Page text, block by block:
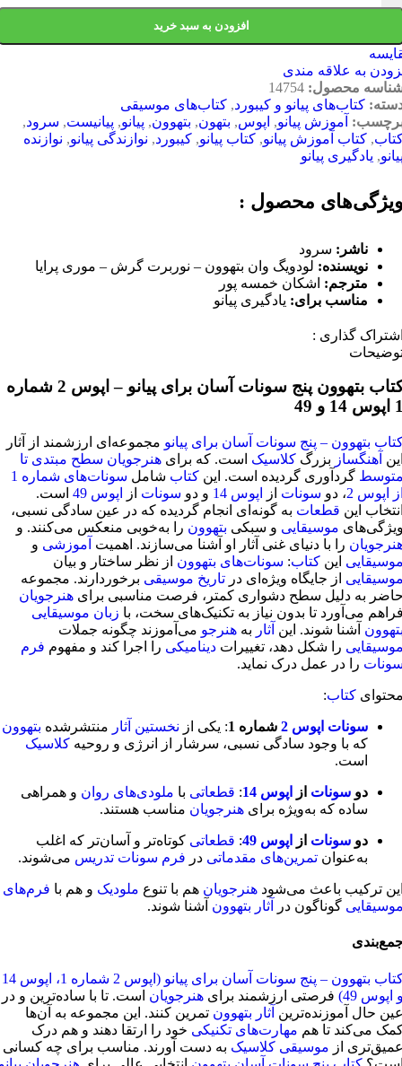
افزودن به سبد خرید
به علاقه مندی
محصول: 14754
کتاب‌های پیانو و کیبورد, کتاب‌های موسیقی
آموزش پیانو, اپوس, بتهون, بتهوون, پیانو, پیانیست, سرود,
, کتاب آموزش پیانو, کتاب پیانو, کیبورد, نوازندگی پیانو, نوازنده
, یادگیری پیانو
محصول :
ناشر: سرود
نویسنده: لودویگ وان بتهوون – نوربرت گرش – موری پرایا
مترجم: اشکان خمسه پور
مناسب برای: یادگیری پیانو
گذاری :
کتاب بتهوون پنج سونات آسان برای پیانو – اپوس 2 شماره
و 49
بتهوون – پنج سونات آسان برای پیانو مجموعه‌ای ارزشمند از آثار
آهنگساز بزرگ کلاسیک است. که برای هنرجویان سطح مبتدی تا
گردآوری گردیده است. این کتاب شامل
سونات‌های شماره 1
اپوس 2
، دو سونات از اپوس 14 و دو سونات از اپوس 49
است.
این قطعات به گونه‌ای انجام گردیده که در عین سادگی نسبی،
موسیقایی و سبکی بتهوون را به‌خوبی منعکس می‌کنند. و
را با دنیای غنی آثار او آشنا می‌سازند. اهمیت آموزشی و
این کتاب: سونات‌های بتهوون از نظر ساختار و بیان
از جایگاه ویژه‌ای در تاریخ موسیقی برخوردارند. مجموعه
به دلیل سطح دشواری کمتر، فرصت مناسبی برای هنرجویان
می‌آورد تا بدون نیاز به تکنیک‌های سخت، با زبان موسیقایی
آشنا شوند. این آثار به هنرجو می‌آموزند چگونه جملات
را شکل دهد، تغییرات دینامیکی را اجرا کند و مفهوم فرم
را در عمل درک نماید.
کتاب:
سونات اپوس 2 شماره 1 : یکی از نخستین آثار منتشرشده بتهوون
که با وجود سادگی نسبی، سرشار از انرژی و روحیه کلاسیک
است.
دو سونات از اپوس 14 : قطعاتی با ملودی‌های روان و همراهی
ساده که به‌ویژه برای هنرجویان مناسب هستند.
دو سونات از اپوس 49 : قطعاتی کوتاه‌تر و آسان‌تر که اغلب
به‌عنوان تمرین‌های مقدماتی در فرم سونات تدریس می‌شوند.
ترکیب باعث می‌شود هنرجویان هم با تنوع ملودیک و هم با فرم‌های
گوناگون در آثار بتهوون آشنا شوند.
کتاب بتهوون – پنج سونات آسان برای پیانو (اپوس 2 شماره 1، اپوس 14
اپوس 49)
فرصتی ارزشمند برای هنرجویان است. تا با ساده‌ترین و در
حال آموزنده‌ترین آثار بتهوون تمرین کنند. این مجموعه به آن‌ها
می‌کند تا هم مهارت‌های تکنیکی خود را ارتقا دهند و هم درک
از موسیقی کلاسیک به دست آورند. مناسب برای چه کسانی